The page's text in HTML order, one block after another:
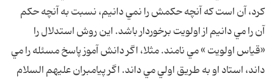
کرد، آن است که آنچه حکمش را نمي دانيم، نسبت به آنچه حکم
آن را مي دانيم از اولويت برخوردار باشد. اين روش استدلال را
«قياس اولويت » مي نامند. مثلا، اگر دانش آموز پاسخ مسئله را مي
داند، استاد او به طريق اولي مي داند. اگر پيامبران عليهم السلام